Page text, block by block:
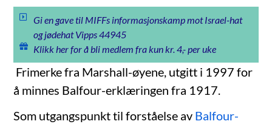
Gi en gave til MIFFs informasjonskamp mot Israel-hat
og jødehat Vipps 44945
Klikk her for å bli medlem fra kun kr. 4,- per uke
Frimerke fra Marshall-øyene, utgitt i 1997 for
å minnes Balfour-erklæringen fra 1917.
Som utgangspunkt til forståelse av Balfour-